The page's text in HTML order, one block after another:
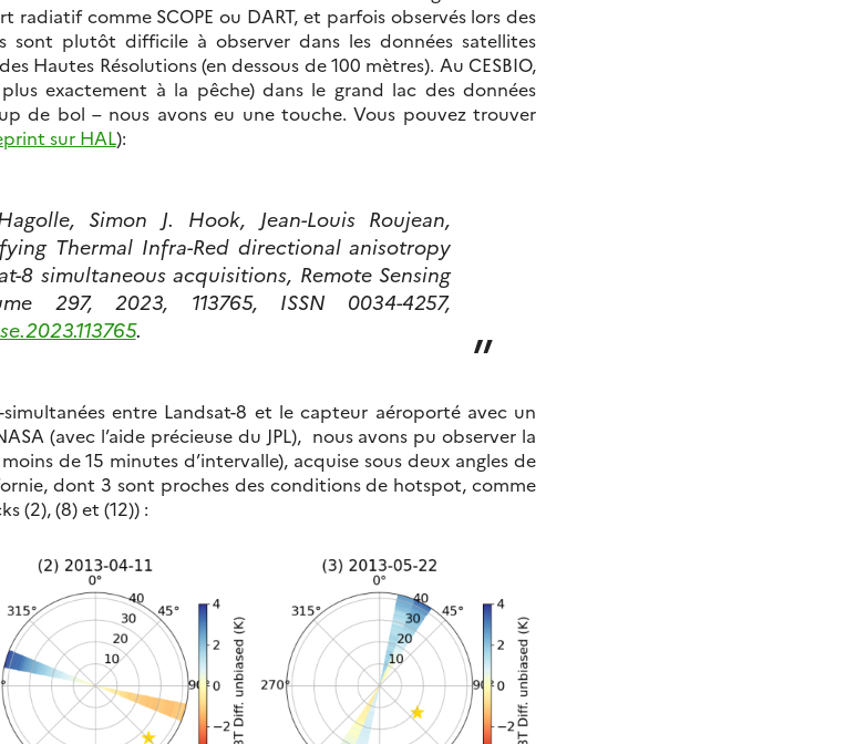
radiatif comme SCOPE ou DART, et parfois observés lors des
sont plutôt difficile à observer dans les données satellites
Hautes Résolutions (en dessous de 100 mètres). Au CESBIO,
exactement à la pêche) dans le grand lac des données
de bol – nous avons eu une touche. Vous pouvez trouver
sur HAL):
Simon J. Hook, Jean-Louis Roujean,
Thermal Infra-Red directional anisotropy
8 simultaneous acquisitions, Remote Sensing
297, 2023, 113765, ISSN 0034-4257,
.
entre Landsat-8 et le capteur aéroporté avec un
(avec l’aide précieuse du JPL), nous avons pu observer la
de 15 minutes d’intervalle), acquise sous deux angles de
dont 3 sont proches des conditions de hotspot, comme
(2), (8) et (12)) :